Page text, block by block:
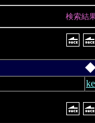
検索結
◆